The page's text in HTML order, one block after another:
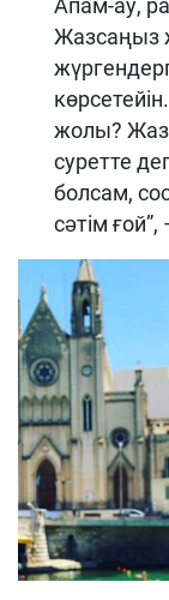
Апам-ау,
Жазсаңыз
жолы?
суретте
болсам,
сəтім